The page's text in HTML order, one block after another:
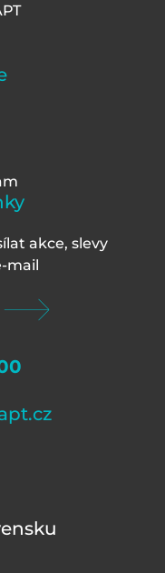
akce, slevy
mail